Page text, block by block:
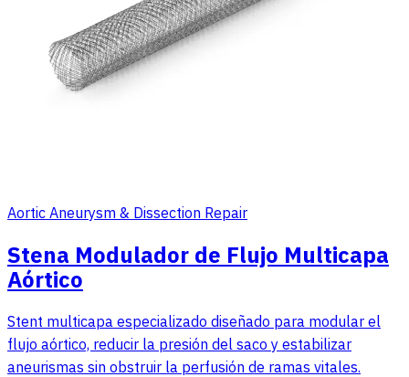
Aortic Aneurysm & Dissection Repair
Stena Modulador de Flujo Multicapa
Aórtico
Stent multicapa especializado diseñado para modular el
flujo aórtico, reducir la presión del saco y estabilizar
aneurismas sin obstruir la perfusión de ramas vitales.